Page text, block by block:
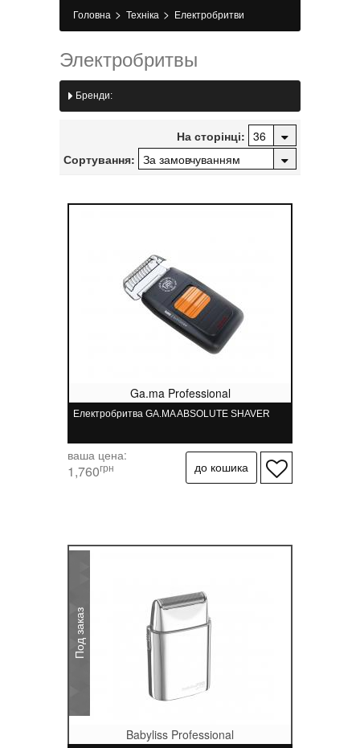
Головна > Техніка > Електробритви
Электробритвы
Бренди:
На сторінці:
Сортування:
Ga.ma Professional
Електробритва GA.MA ABSOLUTE SHAVER
ваша цена:
1,760грн
Под заказ
Babyliss Professional